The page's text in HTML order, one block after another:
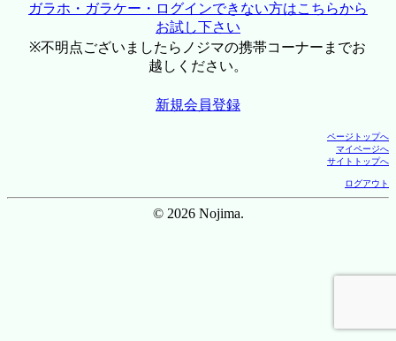
ガラホ・ガラケー・ログインできない方はこちらから
お試し下さい
※不明点ございましたらノジマの携帯コーナーまでお
越しください。
新規会員登録
ページトップへ
マイページへ
サイトトップへ
ログアウト
© 2026 Nojima.